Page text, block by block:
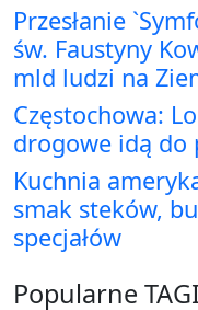
Przesłanie
św. Faustyny
mld ludzi na
Częstochowa:
drogowe idą do
Kuchnia
smak steków,
specjałów
Popularne TAGI